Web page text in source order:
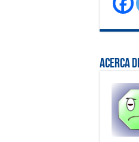
Acerca